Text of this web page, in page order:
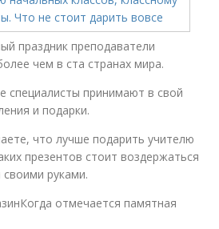
праздник преподаватели
чем в ста странах мира.
специалисты принимают в свой
и подарки.
что лучше подарить учителю
презентов стоит воздержаться
своими руками.
отмечается памятная